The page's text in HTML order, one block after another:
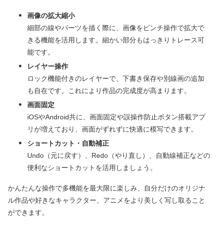
画像の拡大縮小
細部の線やパーツを描く際に、画像をピンチ操作で拡大で
きる機能を活用します。細かい部分もはっきりトレース可
能です。
レイヤー操作
ロック機能付きのレイヤーで、下書き保存や別線画の追加
も自在です。これにより作品の完成度が高まります。
画面固定
iOSやAndroid共に、画面固定や誤操作防止ボタン搭載アプ
リが増えており、画面がずれずに快適に模写できます。
ショートカット・自動補正
Undo（元に戻す）、Redo（やり直し）、自動線補正などの
便利なショートカットを活用しましょう。
かんたんな操作で多機能を最大限に楽しみ、自分だけのオリジナ
ル作品や好きなキャラクター、アニメをより美しく写し取ること
ができます。